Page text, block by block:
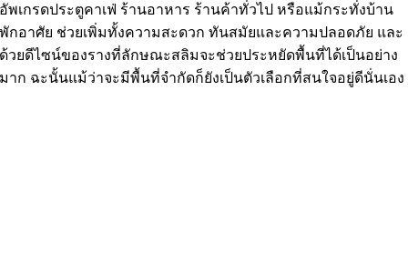
อัพเกรดประตูคาเฟ่ ร้านอาหาร ร้านค้าทั่วไป หรือแม้กระทั่งบ้าน
พักอาศัย ช่วยเพิ่มทั้งความสะดวก ทันสมัยและความปลอดภัย และ
ด้วยดีไซน์ของรางที่ลักษณะสลิมจะช่วยประหยัดพื้นที่ได้เป็นอย่าง
มาก ฉะนั้นแม้ว่าจะมีพื้นที่จำกัดก็ยังเป็นตัวเลือกที่สนใจอยู่ดีนั่นเอง